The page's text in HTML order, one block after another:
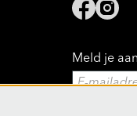
Meld je